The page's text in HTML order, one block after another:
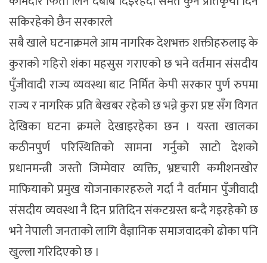
सकिरहेको छैन सरकारले
सबै खाले घटनाक्रमले आम नागरिक देशभक्त शक्तीहरुलाइ के
कुराको गहिरो शंका महसुस गराएको छ भने वर्तमान संसदीय
पुँजीवादी राज्य व्यवस्था बाट निर्मित केपी सरकार पुर्ण रुपमा
राज्य र नागरिक प्रति बेखबर रहेको छ भन्ने कुरा प्रष्ट सँग विगत
देखिका घटना क्रमले देखाइरहेका छन । यस्ता खालका
कठीनपुर्ण परिस्थितिकाे सामना गर्नुको साटो देशको
प्रधानमन्त्री जस्तो जिम्मेवार व्यक्ति, भ्रष्टचारी कमीशनखोर
माफियाको प्रमुख योजनाकारहरुले गर्दा नै वर्तमान पुँजीवादी
संसदीय व्यवस्था नै दिन प्रतिदिन संकटग्रस्त बन्दै गइरहेको छ
भने नेपाली जनताको लागि वैज्ञानिक समाजवादको ढोका पनि
खुल्ला गरिदिएको छ ।